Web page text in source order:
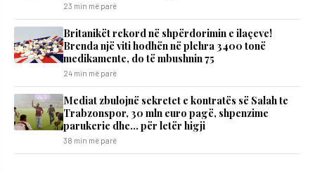
23 min më parë
Britanikët rekord në shpërdorimin e ilaçeve!
Brenda një viti hodhën në plehra 3400 tonë
medikamente, do të mbushnin 75
24 min më parë
Mediat zbulojnë sekretet e kontratës së Salah te
Trabzonspor, 30 mln euro pagë, shpenzime
parukerie dhe… për letër higji
38 min më parë